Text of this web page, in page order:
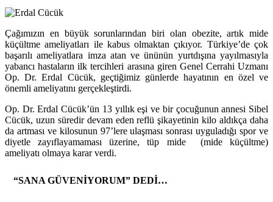
Çağımızın en büyük sorunlarından biri olan obezite, artık mide
küçültme ameliyatları ile kabus olmaktan çıkıyor. Türkiye’de çok
başarılı ameliyatlara imza atan ve ününün yurtdışına yayılmasıyla
yabancı hastaların ilk tercihleri arasına giren Genel Cerrahi Uzmanı
Op. Dr. Erdal Cücük, geçtiğimiz günlerde hayatının en özel ve
önemli ameliyatını gerçekleştirdi.
Op. Dr. Erdal Cücük’ün 13 yıllık eşi ve bir çocuğunun annesi Sibel
Cücük, uzun süredir devam eden reflü şikayetinin kilo aldıkça daha
da artması ve kilosunun 97’lere ulaşması sonrası uyguladığı spor ve
diyetle zayıflayamaması üzerine, tüp mide (mide küçültme)
ameliyatı olmaya karar verdi.
“SANA GÜVENİYORUM” DEDİ…